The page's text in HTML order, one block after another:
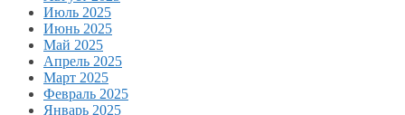
Июль 2025
Июнь 2025
Май 2025
Апрель 2025
Март 2025
Февраль 2025
Январь 2025